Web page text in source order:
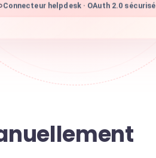
Connecteur helpdesk · OAuth 2.0 sécurisé